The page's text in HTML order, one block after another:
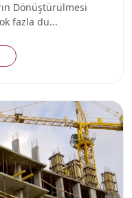
Dönüştürülmesi
fazla du...